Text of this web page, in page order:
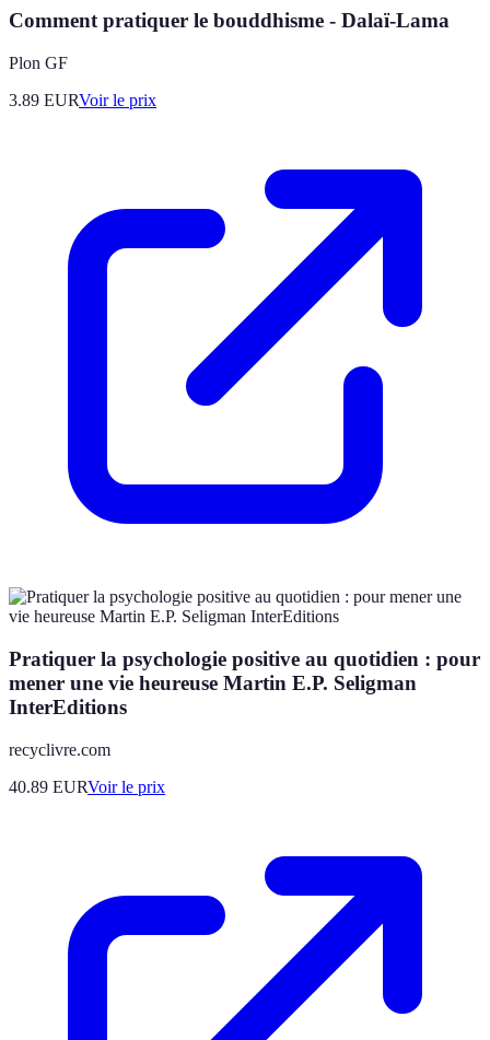
Comment pratiquer le bouddhisme - Dalaï-Lama
Plon GF
3.89 EURVoir le prix
Pratiquer la psychologie positive au quotidien : pour
mener une vie heureuse Martin E.P. Seligman
InterEditions
recyclivre.com
40.89 EURVoir le prix